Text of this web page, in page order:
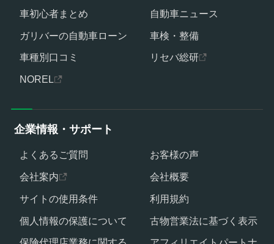
車初心者まとめ
自動車ニュース
ガリバーの自動車ローン
車検・整備
車種別口コミ
リセバ総研
NOREL
企業情報・サポート
よくあるご質問
お客様の声
会社案内
会社概要
サイトの使用条件
利用規約
個人情報の保護について
古物営業法に基づく表示